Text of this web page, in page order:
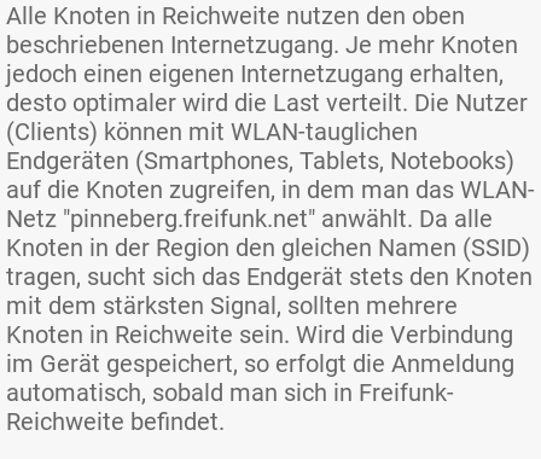
Alle Knoten in Reichweite nutzen den oben
beschriebenen Internetzugang. Je mehr Knoten
jedoch einen eigenen Internetzugang erhalten,
desto optimaler wird die Last verteilt. Die Nutzer
(Clients) können mit WLAN-tauglichen
Endgeräten (Smartphones, Tablets, Notebooks)
auf die Knoten zugreifen, in dem man das WLAN-
Netz "pinneberg.freifunk.net" anwählt. Da alle
Knoten in der Region den gleichen Namen (SSID)
tragen, sucht sich das Endgerät stets den Knoten
mit dem stärksten Signal, sollten mehrere
Knoten in Reichweite sein. Wird die Verbindung
im Gerät gespeichert, so erfolgt die Anmeldung
automatisch, sobald man sich in Freifunk-
Reichweite befindet.